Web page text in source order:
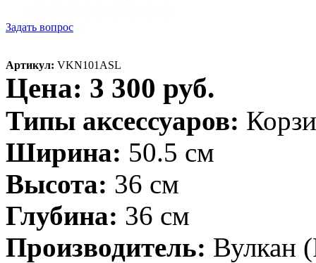
Задать вопрос
Артикул: VKN101ASL
Цена: 3 300 руб.
Типы аксессуаров:
Ширина: 50.5 см
Высота: 36 см
Глубина: 36 см
Производитель: Вулкан